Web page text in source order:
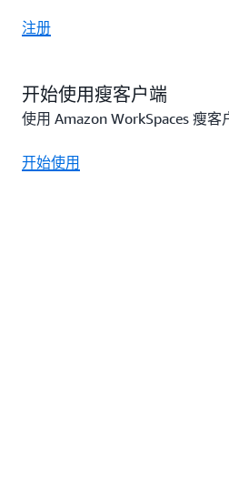
注册
开始使用瘦客户端
使用 Amazon WorkSpaces 瘦客
开始使用